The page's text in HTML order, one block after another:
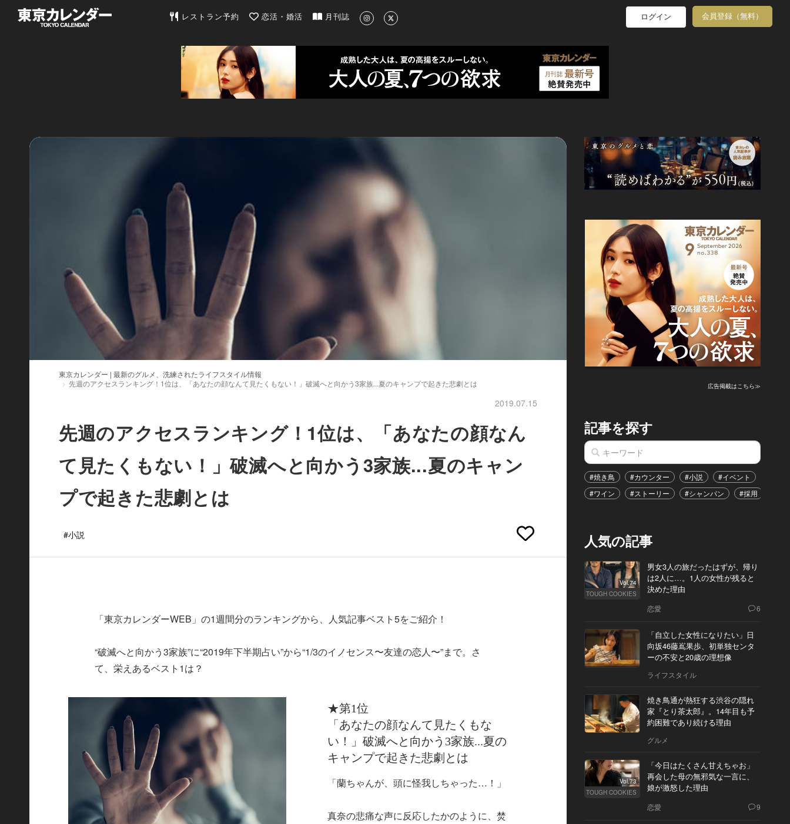
東京カレンダー | 最新のグルメ、洗練されたライフスタイル情報
レストラン予約 恋活・婚活 月刊誌 ログイン 会員登録（無料）
東京カレンダー | 最新のグルメ、洗練されたライフスタイル情報
先週のアクセスランキング！1位は、「あなたの顔なんて見たくもない！」破滅へと向かう3家族...夏のキャンプで起きた悲劇とは
2019.07.15
先週のアクセスランキング！1位は、「あなたの顔なん
て見たくもない！」破滅へと向かう3家族...夏のキャン
プで起きた悲劇とは
#小説
「東京カレンダーWEB」の1週間分のランキングから、人気記事ベスト5をご紹介！
“破滅へと向かう3家族”に“2019年下半期占い”から“1/3のイノセンス〜友達の恋人〜”まで。さ
て、栄えあるベスト1は？
★第1位
「あなたの顔なんて見たくもな
い！」破滅へと向かう3家族...夏の
キャンプで起きた悲劇とは
「蘭ちゃんが、頭に怪我しちゃった…！」
真奈の悲痛な声に反応したかのように、焚
広告掲載はこちら≫
記事を探す
#焼き鳥 #カウンター #小説 #イベント
#ワイン
#ストーリー #シャンパン #採用
人気の記事
Vol.74
TOUGH COOKIES
男女3人の旅だったはずが、帰り
は2人に…。1人の女性が残ると
決めた理由
恋愛 6
「自立した女性になりたい」日
向坂46藤嶌果歩、初単独センタ
ーの不安と20歳の理想像
ライフスタイル
焼き鳥通が熱狂する渋谷の隠れ
家『とり茶太郎』。14年目も予
約困難であり続ける理由
グルメ
Vol.73
TOUGH COOKIES
「今日はたくさん甘えちゃお」
再会した母の無邪気な一言に、
娘が激怒した理由
恋愛 9